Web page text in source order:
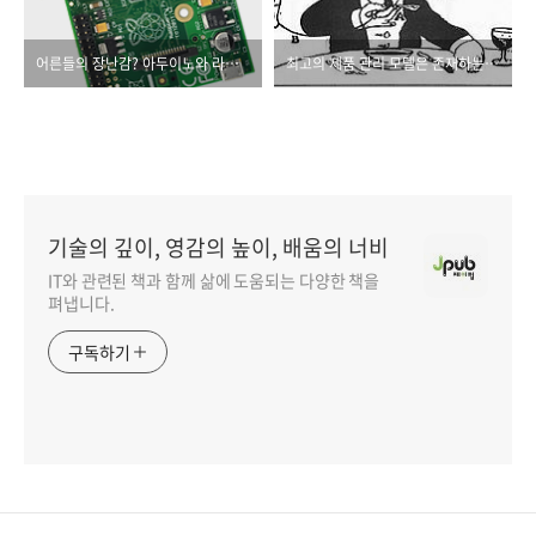
어른들의 장난감? 아두이노와 라즈베리 파이 최고의 제품 관리 모델은 존재하는 것일까
기술의 깊이, 영감의 높이, 배움의 너비
IT와 관련된 책과 함께 삶에 도움되는 다양한 책을
펴냅니다.
구독하기